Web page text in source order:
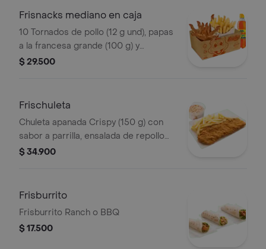
Frisnacks mediano en caja
10 Tornados de pollo (12 g und), papas
a la francesa grande (100 g) y
gaseosa (470 ml)
$ 29.500
Frischuleta
Chuleta apanada Crispy (150 g) con
sabor a parrilla, ensalada de repollo
personal (145 g) y papas a la francesa
$ 34.900
Frisburrito
Frisburrito Ranch o BBQ
$ 17.500